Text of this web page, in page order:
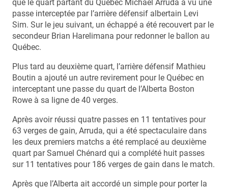
que le quart partant du Québec Michael Arruda a vu une
passe interceptée par l’arrière défensif albertain Levi
Sim. Sur le jeu suivant, un échappé a été recouvert par le
secondeur Brian Harelimana pour redonner le ballon au
Québec.
Plus tard au deuxième quart, l’arrière défensif Mathieu
Boutin a ajouté un autre revirement pour le Québec en
interceptant une passe du quart de l’Alberta Boston
Rowe à sa ligne de 40 verges.
Après avoir réussi quatre passes en 11 tentatives pour
63 verges de gain, Arruda, qui a été spectaculaire dans
les deux premiers matchs a été remplacé au deuxième
quart par Samuel Chénard qui a complété huit passes
sur 11 tentatives pour 186 verges de gain dans le match.
Après que l’Alberta ait accordé un simple pour porter la